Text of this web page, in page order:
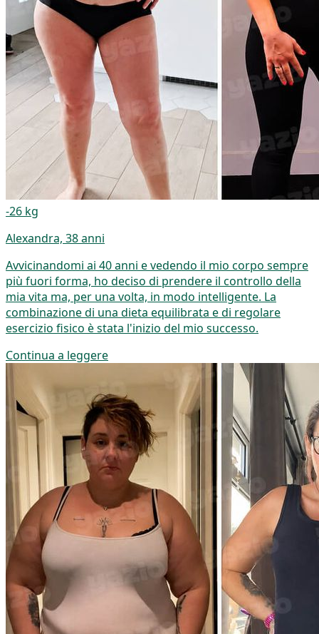
-26 kg
Alexandra, 38 anni
Avvicinandomi ai 40 anni e vedendo il mio corpo sempre
più fuori forma, ho deciso di prendere il controllo della
mia vita ma, per una volta, in modo intelligente. La
combinazione di una dieta equilibrata e di regolare
esercizio fisico è stata l'inizio del mio successo.
Continua a leggere